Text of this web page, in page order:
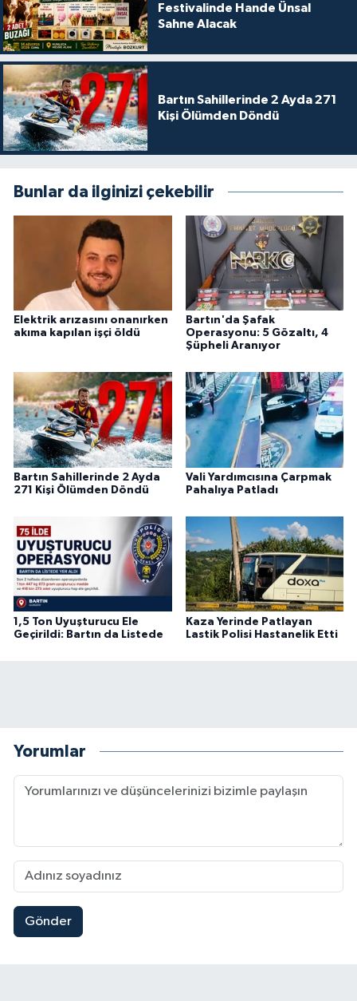
Festivalinde Hande Ünsal
Sahne Alacak
Bartın Sahillerinde 2 Ayda 271
Kişi Ölümden Döndü
Bunlar da ilginizi çekebilir
Elektrik arızasını onanırken
akıma kapılan işçi öldü
Bartın'da Şafak
Operasyonu: 5 Gözaltı, 4
Şüpheli Aranıyor
Bartın Sahillerinde 2 Ayda
271 Kişi Ölümden Döndü
Vali Yardımcısına Çarpmak
Pahalıya Patladı
1,5 Ton Uyuşturucu Ele
Geçirildi: Bartın da Listede
Kaza Yerinde Patlayan
Lastik Polisi Hastanelik Etti
Yorumlar
Gönder